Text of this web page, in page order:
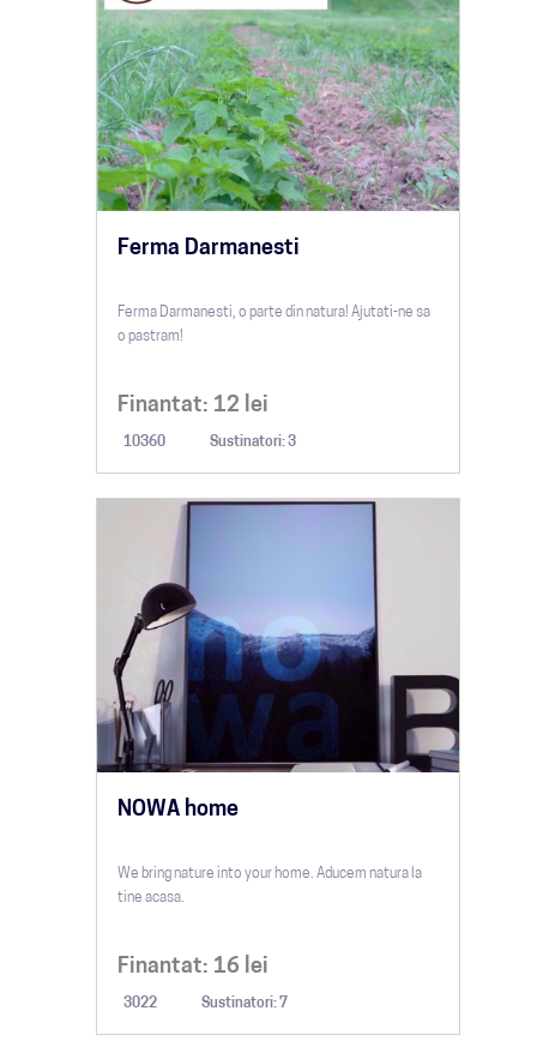
Ferma Darmanesti
Ferma Darmanesti, o parte din natura! Ajutati-ne sa
o pastram!
Finantat: 12 lei
10360 Sustinatori: 3
NOWA home
We bring nature into your home. Aducem natura la
tine acasa.
Finantat: 16 lei
3022 Sustinatori: 7